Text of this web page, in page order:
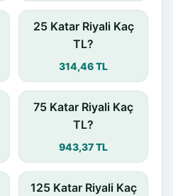
25 Katar Riyali Kaç
TL?
314,46 TL
75 Katar Riyali Kaç
TL?
943,37 TL
125 Katar Riyali Kaç